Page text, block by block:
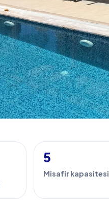
5
Misafir kapasitesi